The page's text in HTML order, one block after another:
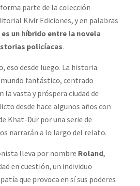
forma parte de la colección
Kivir Ediciones, y en palabras
es un híbrido entre la novela
policíacas.
eso desde luego. La historia
fantástico, centrado
la vasta y próspera ciudad de
desde hace algunos años con
Khat-Dur por una serie de
narrarán a lo largo del relato.
lleva por nombre Roland,
en cuestión, un individuo
que provoca en sí sus poderes